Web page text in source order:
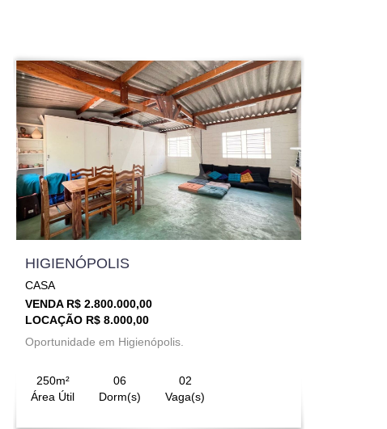
HIGIENÓPOLIS
CASA
VENDA R$ 2.800.000,00
LOCAÇÃO R$ 8.000,00
Oportunidade em Higienópolis.
250m²
Área Útil
06
Dorm(s)
02
Vaga(s)